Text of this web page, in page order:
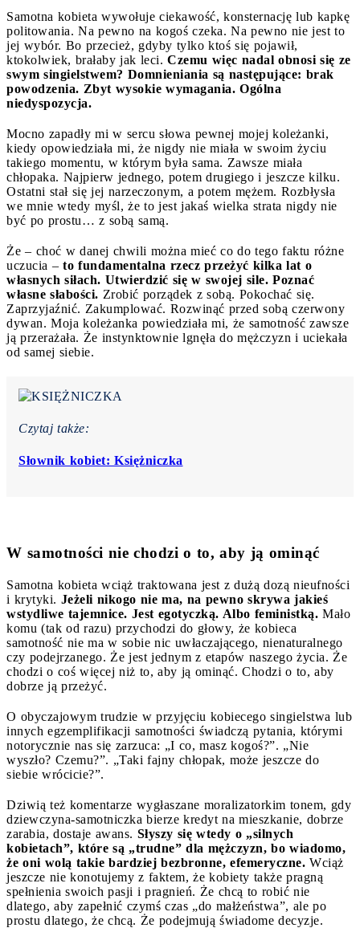
Samotna kobieta wywołuje ciekawość, konsternację lub kapkę
politowania. Na pewno na kogoś czeka. Na pewno nie jest to
jej wybór. Bo przecież, gdyby tylko ktoś się pojawił,
ktokolwiek, brałaby jak leci. Czemu więc nadal obnosi się ze
swym singielstwem? Domnieniania są następujące: brak
powodzenia. Zbyt wysokie wymagania. Ogólna
niedyspozycja.
Mocno zapadły mi w sercu słowa pewnej mojej koleżanki,
kiedy opowiedziała mi, że nigdy nie miała w swoim życiu
takiego momentu, w którym była sama. Zawsze miała
chłopaka. Najpierw jednego, potem drugiego i jeszcze kilku.
Ostatni stał się jej narzeczonym, a potem mężem. Rozbłysła
we mnie wtedy myśl, że to jest jakaś wielka strata nigdy nie
być po prostu… z sobą samą.
Że – choć w danej chwili można mieć co do tego faktu różne
uczucia – to fundamentalna rzecz przeżyć kilka lat o
własnych siłach. Utwierdzić się w swojej sile. Poznać
własne słabości. Zrobić porządek z sobą. Pokochać się.
Zaprzyjaźnić. Zakumplować. Rozwinąć przed sobą czerwony
dywan. Moja koleżanka powiedziała mi, że samotność zawsze
ją przerażała. Że instynktownie lgnęła do mężczyzn i uciekała
od samej siebie.
Czytaj także:
Słownik kobiet: Księżniczka
W samotności nie chodzi o to, aby ją ominąć
Samotna kobieta wciąż traktowana jest z dużą dozą nieufności
i krytyki. Jeżeli nikogo nie ma, na pewno skrywa jakieś
wstydliwe tajemnice. Jest egotyczką. Albo feministką. Mało
komu (tak od razu) przychodzi do głowy, że kobieca
samotność nie ma w sobie nic uwłaczającego, nienaturalnego
czy podejrzanego. Że jest jednym z etapów naszego życia. Że
chodzi o coś więcej niż to, aby ją ominąć. Chodzi o to, aby
dobrze ją przeżyć.
O obyczajowym trudzie w przyjęciu kobiecego singielstwa lub
innych egzemplifikacji samotności świadczą pytania, którymi
notorycznie nas się zarzuca: „I co, masz kogoś?”. „Nie
wyszło? Czemu?”. „Taki fajny chłopak, może jeszcze do
siebie wrócicie?”.
Dziwią też komentarze wygłaszane moralizatorkim tonem, gdy
dziewczyna-samotniczka bierze kredyt na mieszkanie, dobrze
zarabia, dostaje awans. Słyszy się wtedy o „silnych
kobietach”, które są „trudne” dla mężczyzn, bo wiadomo,
że oni wolą takie bardziej bezbronne, efemeryczne. Wciąż
jeszcze nie konotujemy z faktem, że kobiety także pragną
spełnienia swoich pasji i pragnień. Że chcą to robić nie
dlatego, aby zapełnić czymś czas „do małżeństwa”, ale po
prostu dlatego, że chcą. Że podejmują świadome decyzje.